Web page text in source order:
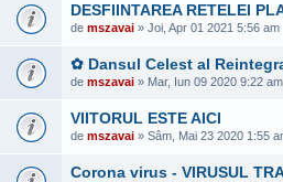
DESFIINTAREA RETELEI
de mszavai » Joi, Apr 01 2021 5:56 am
✿ Dansul Celest al
de mszavai » Mar, Iun 09 2020 9:22 am
VIITORUL ESTE AICI
de mszavai » Sâm, Mai 23 2020 1:55
Corona virus - VIRUSUL